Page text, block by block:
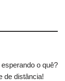
o quê?
de distância!